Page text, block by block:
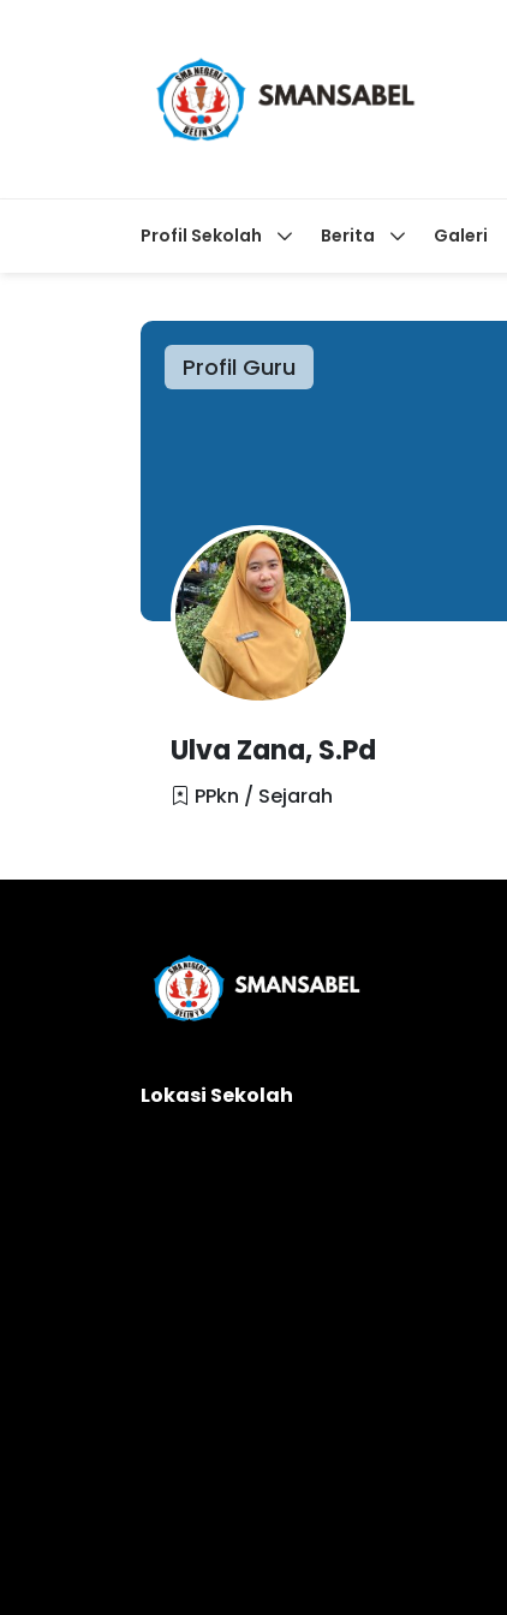
Profil Sekolah Berita Galeri
Profil Guru
Ulva Zana, S.Pd
PPkn / Sejarah
Lokasi Sekolah